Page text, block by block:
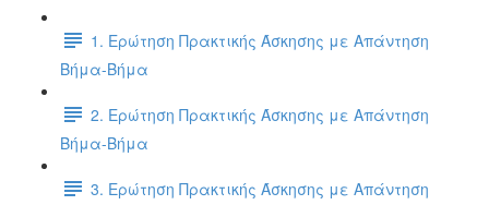
1. Ερώτηση Πρακτικής Άσκησης με Απάντηση
Βήμα-Βήμα
2. Ερώτηση Πρακτικής Άσκησης με Απάντηση
Βήμα-Βήμα
3. Ερώτηση Πρακτικής Άσκησης με Απάντηση